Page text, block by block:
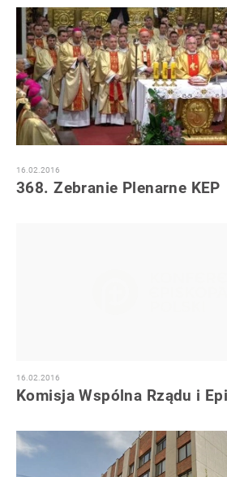
16.02.2016
368. Zebranie Plenarne KEP
16.02.2016
Komisja Wspólna Rządu i